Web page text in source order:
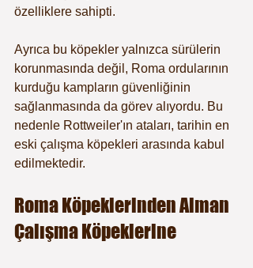
özelliklere sahipti.
Ayrıca bu köpekler yalnızca sürülerin
korunmasında değil, Roma ordularının
kurduğu kampların güvenliğinin
sağlanmasında da görev alıyordu. Bu
nedenle Rottweiler'ın ataları, tarihin en
eski çalışma köpekleri arasında kabul
edilmektedir.
Roma Köpeklerinden Alman
Çalışma Köpeklerine